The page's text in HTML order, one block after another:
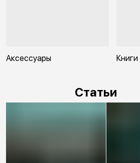
Аксессуары Книги
Статьи